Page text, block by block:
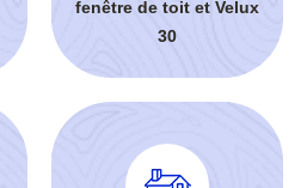
fenêtre de toit et Velux
30